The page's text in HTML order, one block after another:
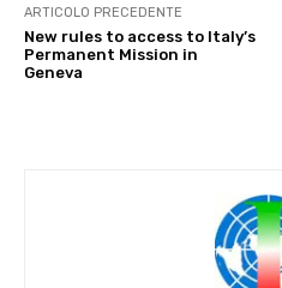
ARTICOLO PRECEDENTE
New rules to access to Italy’s
Permanent Mission in
Geneva